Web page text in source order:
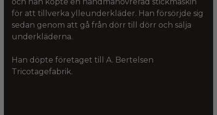
för att tillverka ylleunderkläder. Han försörjde sig
sedan genom att gå från dörr till dörr och sälja
underkläderna.
Han döpte företaget till A. Bertelsen
Tricotagefabrik.